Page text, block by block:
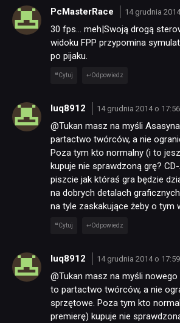
PcMasterRace 14 grudnia
30 fps… meh|Swoją drogą
widoku FPP przypomina
po pijaku.
Cytuj Odpowiedz
luq8912 14 grudnia 2014 o 17:56
@Tukan masz na myśli
partactwo twórców, a nie
Poza tym kto normalny (i to
kupuje nie sprawdzoną grę?
piszcie jak któraś gra będzie
na dobrych detalach
na tyle zaskakujące żeby o tym
Cytuj Odpowiedz
luq8912 14 grudnia 2014 o 17:59
@Tukan masz na myśli
to partactwo twórców, a nie
sprzętowe. Poza tym kto
premierę) kupuje nie